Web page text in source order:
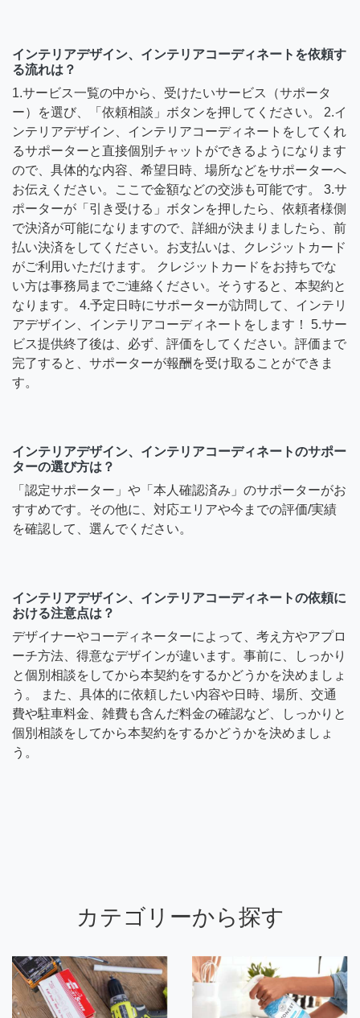
インテリアデザイン、インテリアコーディネートを依頼す
る流れは？
1.サービス一覧の中から、受けたいサービス（サポータ
ー）を選び、「依頼相談」ボタンを押してください。 2.イ
ンテリアデザイン、インテリアコーディネートをしてくれ
るサポーターと直接個別チャットができるようになります
ので、具体的な内容、希望日時、場所などをサポーターへ
お伝えください。ここで金額などの交渉も可能です。 3.サ
ポーターが「引き受ける」ボタンを押したら、依頼者様側
で決済が可能になりますので、詳細が決まりましたら、前
払い決済をしてください。お支払いは、クレジットカード
がご利用いただけます。 クレジットカードをお持ちでな
い方は事務局までご連絡ください。そうすると、本契約と
なります。 4.予定日時にサポーターが訪問して、インテリ
アデザイン、インテリアコーディネートをします！ 5.サー
ビス提供終了後は、必ず、評価をしてください。評価まで
完了すると、サポーターが報酬を受け取ることができま
す。
インテリアデザイン、インテリアコーディネートのサポー
ターの選び方は？
「認定サポーター」や「本人確認済み」のサポーターがお
すすめです。その他に、対応エリアや今までの評価/実績
を確認して、選んでください。
インテリアデザイン、インテリアコーディネートの依頼に
おける注意点は？
デザイナーやコーディネーターによって、考え方やアプロ
ーチ方法、得意なデザインが違います。事前に、しっかり
と個別相談をしてから本契約をするかどうかを決めましょ
う。 また、具体的に依頼したい内容や日時、場所、交通
費や駐車料金、雑費も含んだ料金の確認など、しっかりと
個別相談をしてから本契約をするかどうかを決めましょ
う。
カテゴリーから探す